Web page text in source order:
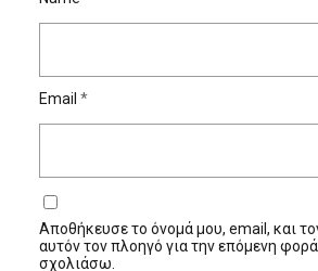
Email *
Αποθήκευσε το όνομά μου, email, και
αυτόν τον πλοηγό για την επόμενη
σχολιάσω.